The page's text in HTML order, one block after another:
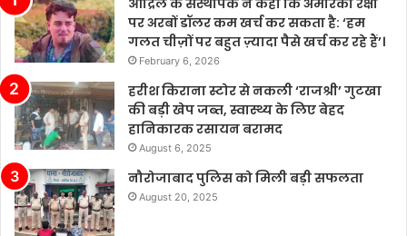
वर्षों
में
दूसरी
बार
नेतृत्व
परिवर्तन
है।
पर अरबों डॉलर कम खर्च कर सकता है: ‘हम
गलत चीज़ों पर बहुत ज़्यादा पैसे खर्च कर रहे हैं’।
February 6, 2026
हरीश किराना स्टोर से नकली ‘राजश्री’ गुटखा
की बड़ी खेप जब्त, स्वास्थ्य के लिए बेहद
हानिकारक रसायन बरामद
August 6, 2025
नौरोजाबाद पुलिस को मिली बड़ी सफलता
August 20, 2025